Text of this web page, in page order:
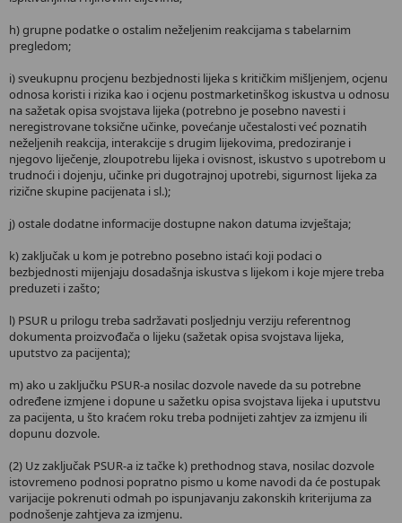
h) grupne podatke o ostalim neželjenim reakcijama s tabelarnim
pregledom;
i) sveukupnu procjenu bezbjednosti lijeka s kritičkim mišljenjem, ocjenu
odnosa koristi i rizika kao i ocjenu postmarketinškog iskustva u odnosu
na sažetak opisa svojstava lijeka (potrebno je posebno navesti i
neregistrovane toksične učinke, povećanje učestalosti već poznatih
neželjenih reakcija, interakcije s drugim lijekovima, predoziranje i
njegovo liječenje, zloupotrebu lijeka i ovisnost, iskustvo s upotrebom u
trudnoći i dojenju, učinke pri dugotrajnoj upotrebi, sigurnost lijeka za
rizične skupine pacijenata i sl.);
j) ostale dodatne informacije dostupne nakon datuma izvještaja;
k) zaključak u kom je potrebno posebno istaći koji podaci o
bezbjednosti mijenjaju dosadašnja iskustva s lijekom i koje mjere treba
preduzeti i zašto;
l) PSUR u prilogu treba sadržavati posljednju verziju referentnog
dokumenta proizvođača o lijeku (sažetak opisa svojstava lijeka,
uputstvo za pacijenta);
m) ako u zaključku PSUR-a nosilac dozvole navede da su potrebne
određene izmjene i dopune u sažetku opisa svojstava lijeka i uputstvu
za pacijenta, u što kraćem roku treba podnijeti zahtjev za izmjenu ili
dopunu dozvole.
(2) Uz zaključak PSUR-a iz tačke k) prethodnog stava, nosilac dozvole
istovremeno podnosi popratno pismo u kome navodi da će postupak
varijacije pokrenuti odmah po ispunjavanju zakonskih kriterijuma za
podnošenje zahtjeva za izmjenu.